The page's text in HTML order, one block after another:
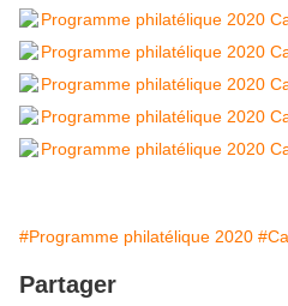
#Programme philatélique 2020
Partager